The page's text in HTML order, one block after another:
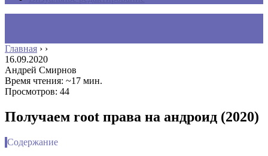
Главная › ›
16.09.2020
Андрей Смирнов
Время чтения: ~17 мин.
Просмотров: 44
Получаем root права на андроид (2020)
Содержание